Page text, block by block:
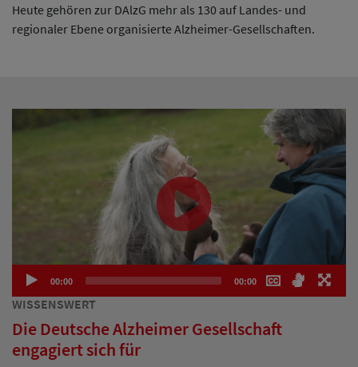
Heute gehören zur DAlzG mehr als 130 auf Landes- und
regionaler Ebene organisierte Alzheimer-Gesellschaften.
Video-
Player
00:00 00:00
WISSENSWERT
Die Deutsche Alzheimer Gesellschaft
engagiert sich für